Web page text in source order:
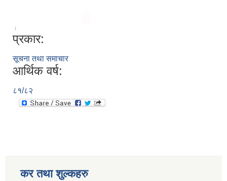
प्रकार:
सूचना तथा समाचार
आर्थिक वर्ष:
८१/८२
कर तथा शुल्कहरु